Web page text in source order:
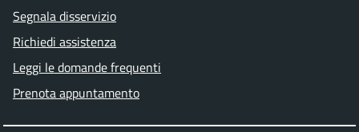
Segnala disservizio
Richiedi assistenza
Leggi le domande frequenti
Prenota appuntamento